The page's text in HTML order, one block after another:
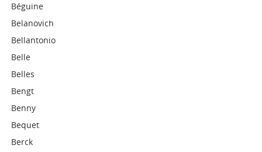
Béguine
Belanovich
Bellantonio
Belle
Belles
Bengt
Benny
Bequet
Berck